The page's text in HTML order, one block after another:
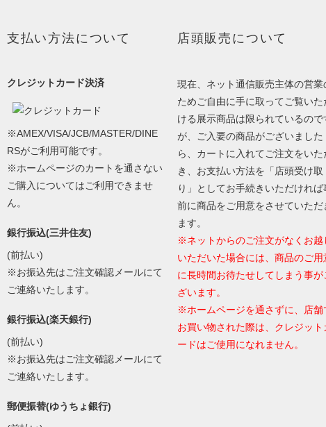
支払い方法について
クレジットカード決済
※AMEX/VISA/JCB/MASTER/DINE
RSがご利用可能です。
※ホームページのカートを通さない
ご購入についてはご利用できませ
ん。
銀行振込(三井住友)
(前払い)
※お振込先はご注文確認メールにて
ご連絡いたします。
銀行振込(楽天銀行)
(前払い)
※お振込先はご注文確認メールにて
ご連絡いたします。
郵便振替(ゆうちょ銀行)
店頭販売について
現在、ネット通信販売主体の営業
ためご自由に手に取ってご覧いた
ける展示商品は限られているので
が、ご入要の商品がございました
ら、カートに入れてご注文をいた
き、お支払い方法を「店頭受け取
り」としてお手続きいただければ
前に商品をご用意をさせていただ
ます。
※ネットからのご注文がなくお越
いただいた場合には、商品のご用
に長時間お待たせしてしまう事が
ざいます。
※ホームページを通さずに、店舗
お買い物された際は、クレジット
ードはご使用になれません。